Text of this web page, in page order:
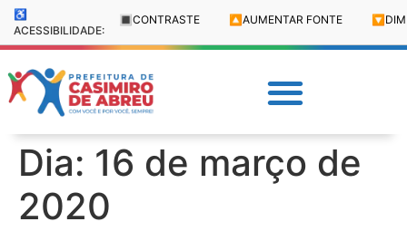
♿
ACESSIBILIDADE:
🔳 CONTRASTE 🔼 AUMENTAR FONTE 🔽
Dia: 16 de março de
2020